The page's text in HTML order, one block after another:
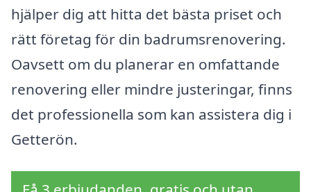
hjälper dig att hitta det bästa priset och
rätt företag för din badrumsrenovering.
Oavsett om du planerar en omfattande
renovering eller mindre justeringar, finns
det professionella som kan assistera dig i
Getterön.